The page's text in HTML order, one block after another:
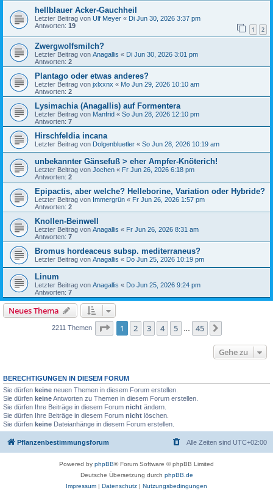
hellblauer Acker-Gauchheil
Letzter Beitrag von Ulf Meyer « Di Jun 30, 2026 3:37 pm
Antworten: 19 1 2
Zwergwolfsmilch?
Letzter Beitrag von Anagallis « Di Jun 30, 2026 3:01 pm
Antworten: 2
Plantago oder etwas anderes?
Letzter Beitrag von jxlxxnx « Mo Jun 29, 2026 10:10 am
Antworten: 2
Lysimachia (Anagallis) auf Formentera
Letzter Beitrag von Manfrid « So Jun 28, 2026 12:10 pm
Antworten: 7
Hirschfeldia incana
Letzter Beitrag von Dolgenbluetler « So Jun 28, 2026 10:19 am
unbekannter Gänsefuß > eher Ampfer-Knöterich!
Letzter Beitrag von Jochen « Fr Jun 26, 2026 6:18 pm
Antworten: 2
Epipactis, aber welche? Helleborine, Variation oder Hybride?
Letzter Beitrag von Immergrün « Fr Jun 26, 2026 1:57 pm
Antworten: 2
Knollen-Beinwell
Letzter Beitrag von Anagallis « Fr Jun 26, 2026 8:31 am
Antworten: 7
Bromus hordeaceus subsp. mediterraneus?
Letzter Beitrag von Anagallis « Do Jun 25, 2026 10:19 pm
Linum
Letzter Beitrag von Anagallis « Do Jun 25, 2026 9:24 pm
Antworten: 7
Neues Thema
2211 Themen Seite 1von 45
1 2 3 4 5 45
Gehe zu
BERECHTIGUNGEN IN DIESEM FORUM
Sie dürfen keine neuen Themen in diesem Forum erstellen.
Sie dürfen keineAntworten zu Themen in diesem Forum erstellen.
Sie dürfen Ihre Beiträge in diesem Forum nicht ändern.
Sie dürfen Ihre Beiträge in diesem Forum nicht löschen.
Sie dürfen keine Dateianhänge in diesem Forum erstellen.
Pflanzenbestimmungsforum Alle Zeiten sind UTC+02:00
Powered by phpBB® Forum Software © phpBB Limited
Deutsche Übersetzung durch phpBB.de
Impressum | Datenschutz | Nutzungsbedingungen